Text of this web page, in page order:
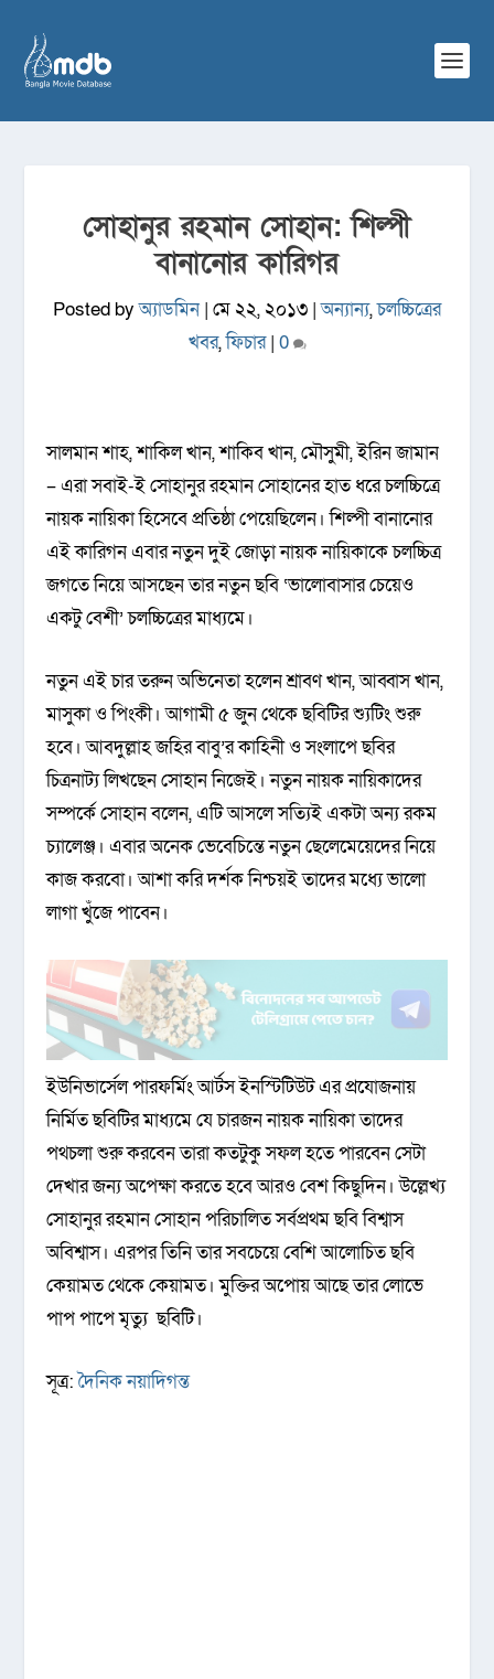
সোহানুর রহমান সোহান: শিল্পী
বানানোর কারিগর
Posted byঅ্যাডমিন| মে ২২, ২০১৩ |অন্যান্য,চলচ্চিত্রের
খবর,ফিচার| 0
সালমান শাহ, শাকিল খান, শাকিব খান, মৌসুমী, ইরিন জামান
– এরা সবাই-ই সোহানুর রহমান সোহানের হাত ধরে চলচ্চিত্রে
নায়ক নায়িকা হিসেবে প্রতিষ্ঠা পেয়েছিলেন। শিল্পী বানানোর
এই কারিগন এবার নতুন দুই জোড়া নায়ক নায়িকাকে চলচ্চিত্র
জগতে নিয়ে আসছেন তার নতুন ছবি ‘ভালোবাসার চেয়েও
একটু বেশী’ চলচ্চিত্রের মাধ্যমে।
নতুন এই চার তরুন অভিনেতা হলেন শ্রাবণ খান, আব্বাস খান,
মাসুকা ও পিংকী। আগামী ৫ জুন থেকে ছবিটির শ্যুটিং শুরু
হবে। আবদুল্লাহ জহির বাবু’র কাহিনী ও সংলাপে ছবির
চিত্রনাট্য লিখছেন সোহান নিজেই। নতুন নায়ক নায়িকাদের
সম্পর্কে সোহান বলেন, এটি আসলে সত্যিই একটা অন্য রকম
চ্যালেঞ্জ। এবার অনেক ভেবেচিন্তে নতুন ছেলেমেয়েদের নিয়ে
কাজ করবো। আশা করি দর্শক নিশ্চয়ই তাদের মধ্যে ভালো
লাগা খুঁজে পাবেন।
ইউনিভার্সেল পারফর্মিং আর্টস ইনস্টিটিউট এর প্রযোজনায়
নির্মিত ছবিটির মাধ্যমে যে চারজন নায়ক নায়িকা তাদের
পথচলা শুরু করবেন তারা কতটুকু সফল হতে পারবেন সেটা
দেখার জন্য অপেক্ষা করতে হবে আরও বেশ কিছুদিন। উল্লেখ্য
সোহানুর রহমান সোহান পরিচালিত সর্বপ্রথম ছবি বিশ্বাস
অবিশ্বাস। এরপর তিনি তার সবচেয়ে বেশি আলোচিত ছবি
কেয়ামত থেকে কেয়ামত। মুক্তির অপোয় আছে তার লোভে
পাপ পাপে মৃত্যু ছবিটি।
সূত্র:দৈনিক নয়াদিগন্ত